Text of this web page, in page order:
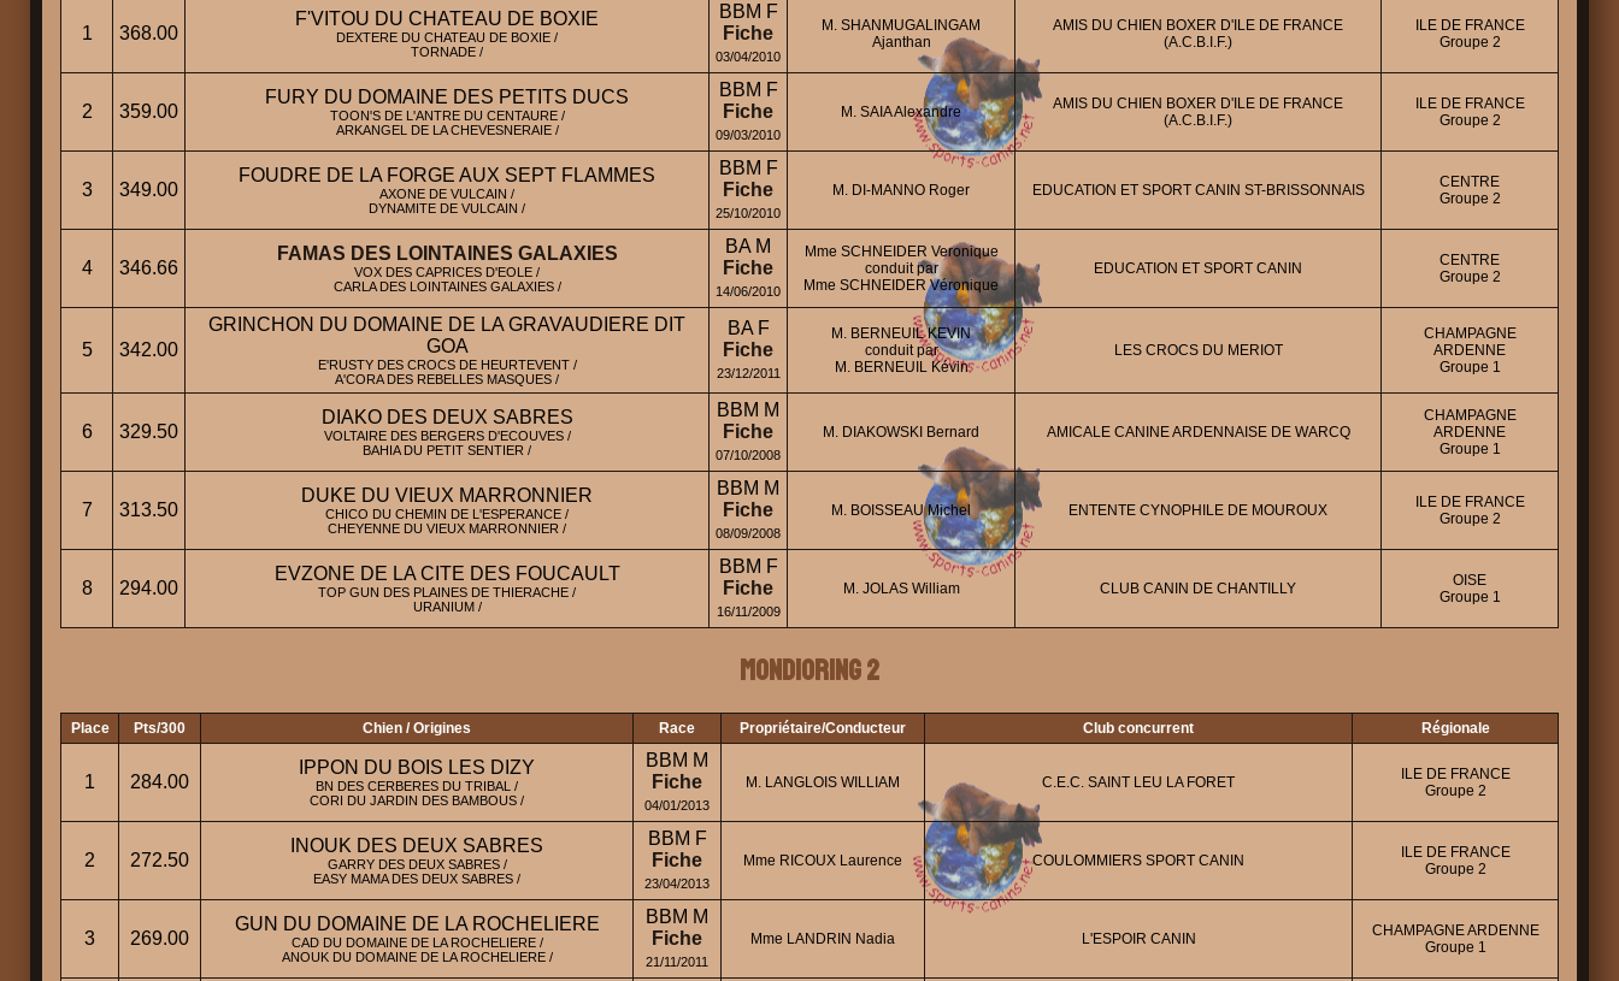
1 368.00
F'VITOU DU CHATEAU DE BOXIE
DEXTERE DU CHATEAU DE BOXIE /
TORNADE /
BBM F
Fiche
03/04/2010
M. SHANMUGALINGAM
Ajanthan
AMIS DU CHIEN BOXER D'ILE DE FRANCE
(A.C.B.I.F.)
ILE DE FRANCE
Groupe 2
2 359.00
FURY DU DOMAINE DES PETITS DUCS
TOON'S DE L'ANTRE DU CENTAURE /
ARKANGEL DE LA CHEVESNERAIE /
BBM F
Fiche
09/03/2010
M. SAIA Alexandre
AMIS DU CHIEN BOXER D'ILE DE FRANCE
(A.C.B.I.F.)
ILE DE FRANCE
Groupe 2
3 349.00
FOUDRE DE LA FORGE AUX SEPT FLAMMES
AXONE DE VULCAIN /
DYNAMITE DE VULCAIN /
BBM F
Fiche
25/10/2010
M. DI-MANNO Roger EDUCATION ET SPORT CANIN ST-BRISSONNAIS
CENTRE
Groupe 2
4 346.66
FAMAS DES LOINTAINES GALAXIES
VOX DES CAPRICES D'EOLE /
CARLA DES LOINTAINES GALAXIES /
BA M
Fiche
14/06/2010
Mme SCHNEIDER Veronique
conduit par
Mme SCHNEIDER Véronique
EDUCATION ET SPORT CANIN
CENTRE
Groupe 2
5 342.00
GRINCHON DU DOMAINE DE LA GRAVAUDIERE DIT
GOA
E'RUSTY DES CROCS DE HEURTEVENT /
A'CORA DES REBELLES MASQUES /
BA F
Fiche
23/12/2011
M. BERNEUIL KEVIN
conduit par
M. BERNEUIL Kévin
LES CROCS DU MERIOT
CHAMPAGNE
ARDENNE
Groupe 1
6 329.50
DIAKO DES DEUX SABRES
VOLTAIRE DES BERGERS D'ECOUVES /
BAHIA DU PETIT SENTIER /
BBM M
Fiche
07/10/2008
M. DIAKOWSKI Bernard AMICALE CANINE ARDENNAISE DE WARCQ
CHAMPAGNE
ARDENNE
Groupe 1
7 313.50
DUKE DU VIEUX MARRONNIER
CHICO DU CHEMIN DE L'ESPERANCE /
CHEYENNE DU VIEUX MARRONNIER /
BBM M
Fiche
08/09/2008
M. BOISSEAU Michel ENTENTE CYNOPHILE DE MOUROUX
ILE DE FRANCE
Groupe 2
8 294.00
EVZONE DE LA CITE DES FOUCAULT
TOP GUN DES PLAINES DE THIERACHE /
URANIUM /
BBM F
Fiche
16/11/2009
M. JOLAS William CLUB CANIN DE CHANTILLY
OISE
Groupe 1
Mondioring 2
Place Pts/300 Chien / Origines Race Propriétaire/Conducteur Club concurrent Régionale
1 284.00
IPPON DU BOIS LES DIZY
BN DES CERBERES DU TRIBAL /
CORI DU JARDIN DES BAMBOUS /
BBM M
Fiche
04/01/2013
M. LANGLOIS WILLIAM C.E.C. SAINT LEU LA FORET
ILE DE FRANCE
Groupe 2
2 272.50
INOUK DES DEUX SABRES
GARRY DES DEUX SABRES /
EASY MAMA DES DEUX SABRES /
BBM F
Fiche
23/04/2013
Mme RICOUX Laurence COULOMMIERS SPORT CANIN
ILE DE FRANCE
Groupe 2
3 269.00
GUN DU DOMAINE DE LA ROCHELIERE
CAD DU DOMAINE DE LA ROCHELIERE /
ANOUK DU DOMAINE DE LA ROCHELIERE /
BBM M
Fiche
21/11/2011
Mme LANDRIN Nadia L'ESPOIR CANIN
CHAMPAGNE ARDENNE
Groupe 1